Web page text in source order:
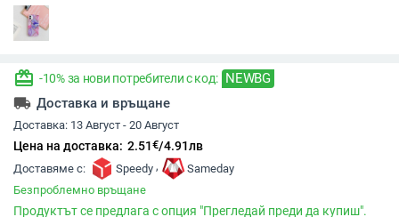
redeem -10% за нови потребители с код: NEWBG
local_shipping Доставка и връщане
Доставка: 13 Август - 20 Август
Цена на доставка: 2.51€/4.91лв
Доставяме с: Speedy ,
Sameday
Безпроблемно връщане
Продуктът се предлага с опция "Прегледай преди да купиш".